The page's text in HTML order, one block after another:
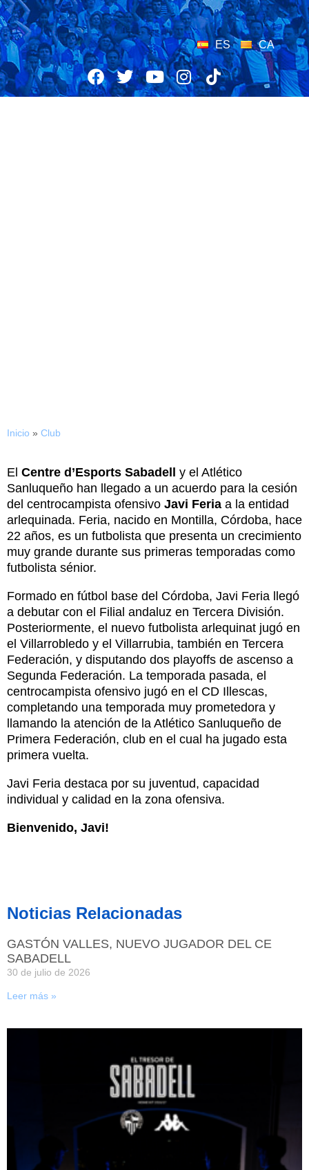
ES CA
Inicio » Club
El Centre d’Esports Sabadell
y el Atlético
Sanluqueño han llegado a un acuerdo para la cesión
del centrocampista ofensivo Javi Feria a la entidad
arlequinada. Feria, nacido en Montilla, Córdoba, hace
22 años, es un futbolista que presenta un crecimiento
muy grande durante sus primeras temporadas como
futbolista sénior.
Formado en fútbol base del Córdoba, Javi Feria llegó
a debutar con el Filial andaluz en Tercera División.
Posteriormente, el nuevo futbolista arlequinat jugó en
el Villarrobledo y el Villarrubia, también en Tercera
Federación, y disputando dos playoffs de ascenso a
Segunda Federación. La temporada pasada, el
centrocampista ofensivo jugó en el CD Illescas,
completando una temporada muy prometedora y
llamando la atención de la Atlético Sanluqueño de
Primera Federación, club en el cual ha jugado esta
primera vuelta.
Javi Feria destaca por su juventud, capacidad
individual y calidad en la zona ofensiva.
Bienvenido, Javi!
Noticias Relacionadas
GASTÓN VALLES, NUEVO JUGADOR DEL CE
SABADELL
30 de julio de 2026
Leer más »